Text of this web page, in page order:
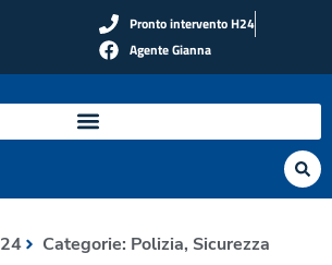
Pronto intervento H24
Agente Gianna
di
Categorie: Polizia, Sicurezza